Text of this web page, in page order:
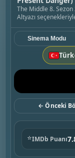
The Middle 8.
Altyazı
Sinema Modu
← Önceki
⭐IMDb Puanı